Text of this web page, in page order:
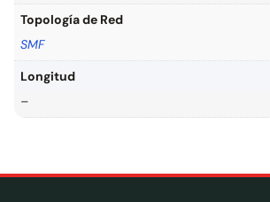
Topología de Red
SMF
Longitud
–